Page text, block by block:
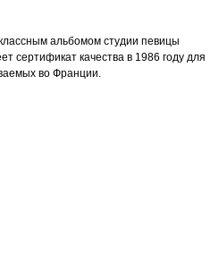
альбомом студии певицы
сертификат качества в 1986 году для
во Франции.